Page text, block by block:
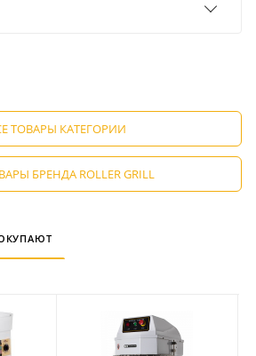
ТОВАРЫ КАТЕГОРИИ
БРЕНДА ROLLER GRILL